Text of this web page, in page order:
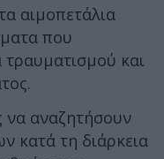
αιμοπετάλια
που
τραυματισμού και
να αναζητήσουν
κατά τη διάρκεια